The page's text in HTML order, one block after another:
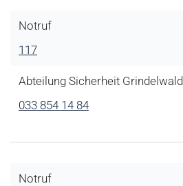
Notruf
117
Abteilung Sicherheit Grindelwald
033 854 14 84
Notruf